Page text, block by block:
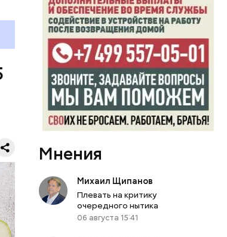
Мнения
Михаил Щипанов
Плевать на критику
очередного нытика
06 августа 15:41